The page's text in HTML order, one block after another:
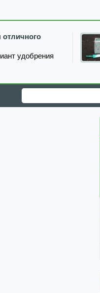
отличного
удобрения